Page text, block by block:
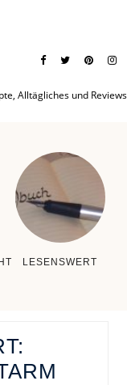
Alltägliches und Reviews
LESENSWERT